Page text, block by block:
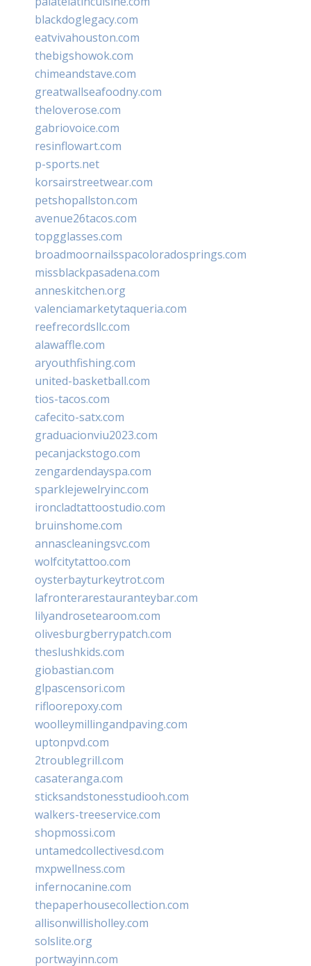
blackdoglegacy.com
eatvivahouston.com
thebigshowok.com
chimeandstave.com
greatwallseafoodny.com
theloverose.com
gabriovoice.com
resinflowart.com
p-sports.net
korsairstreetwear.com
petshopallston.com
avenue26tacos.com
topgglasses.com
broadmoornailsspacoloradosprings.com
missblackpasadena.com
anneskitchen.org
valenciamarketytaqueria.com
reefrecordsllc.com
alawaffle.com
aryouthfishing.com
united-basketball.com
tios-tacos.com
cafecito-satx.com
graduacionviu2023.com
pecanjackstogo.com
zengardendayspa.com
sparklejewelryinc.com
ironcladtattoostudio.com
bruinshome.com
annascleaningsvc.com
wolfcitytattoo.com
oysterbayturkeytrot.com
lafronterarestauranteybar.com
lilyandrosetearoom.com
olivesburgberrypatch.com
theslushkids.com
giobastian.com
glpascensori.com
rifloorepoxy.com
woolleymillingandpaving.com
uptonpvd.com
2troublegrill.com
casateranga.com
sticksandstonesstudiooh.com
walkers-treeservice.com
shopmossi.com
untamedcollectivesd.com
mxpwellness.com
infernocanine.com
thepaperhousecollection.com
allisonwillisholley.com
solslite.org
portwayinn.com